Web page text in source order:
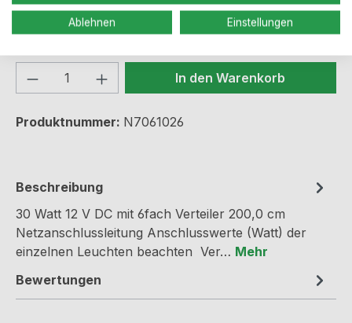
Sofort verfügbar, Lieferzeit: 2-5 Werktage
Produkt Anzahl: Gib denIn den Warenkorb
Produktnummer: N7061026
Beschreibung
30 Watt 12 V DC mit 6fach Verteiler 200,0 cm
Netzanschlussleitung Anschlusswerte (Watt) der
einzelnen Leuchten beachten Ver… Mehr
Bewertungen
Ablehnen Einstellungen